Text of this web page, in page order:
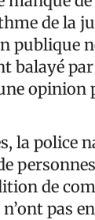
de la
publique
balayé
opinion
la police
de
pas